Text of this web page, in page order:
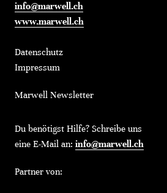
info@marwell.ch
www.marwell.ch
Datenschutz
Impressum
Marwell Newsletter
Du benötigst Hilfe? Schreibe uns
eine E-Mail an: info@marwell.ch
Partner von: